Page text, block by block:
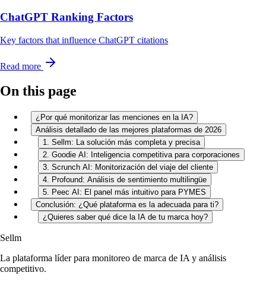
ChatGPT Ranking Factors
Key factors that influence ChatGPT citations
Read more
On this page
¿Por qué monitorizar las menciones en la IA?
Análisis detallado de las mejores plataformas de 2026
1. Sellm: La solución más completa y precisa
2. Goodie AI: Inteligencia competitiva para corporaciones
3. Scrunch AI: Monitorización del viaje del cliente
4. Profound: Análisis de sentimiento multilingüe
5. Peec AI: El panel más intuitivo para PYMES
Conclusión: ¿Qué plataforma es la adecuada para ti?
¿Quieres saber qué dice la IA de tu marca hoy?
Sellm
La plataforma líder para monitoreo de marca de IA y análisis
competitivo.